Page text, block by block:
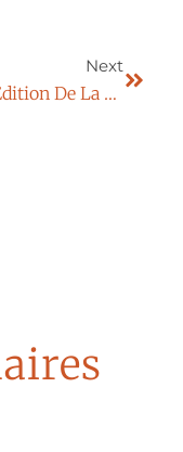
Next
6ème Edition De La Semaine De Sécurité Des Patients : Du 21 Au 25 Novembre 2016